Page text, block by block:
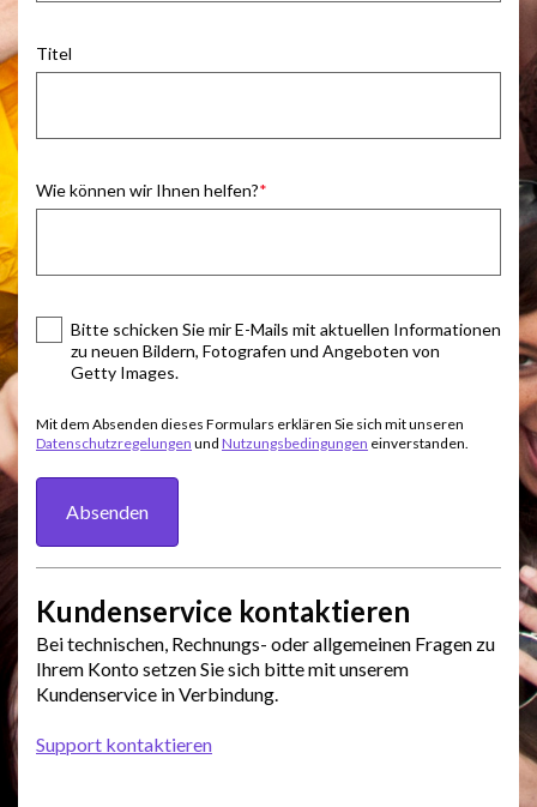
Titel
Wie können wir Ihnen helfen?
Bitte schicken Sie mir E-Mails mit aktuellen Informationen
zu neuen Bildern, Fotografen und Angeboten von
Getty Images.
Mit dem Absenden dieses Formulars erklären Sie sich mit unseren
Datenschutzregelungen und Nutzungsbedingungen einverstanden.
Absenden
Kundenservice kontaktieren
Bei technischen, Rechnungs- oder allgemeinen Fragen zu
Ihrem Konto setzen Sie sich bitte mit unserem
Kundenservice in Verbindung.
Support kontaktieren